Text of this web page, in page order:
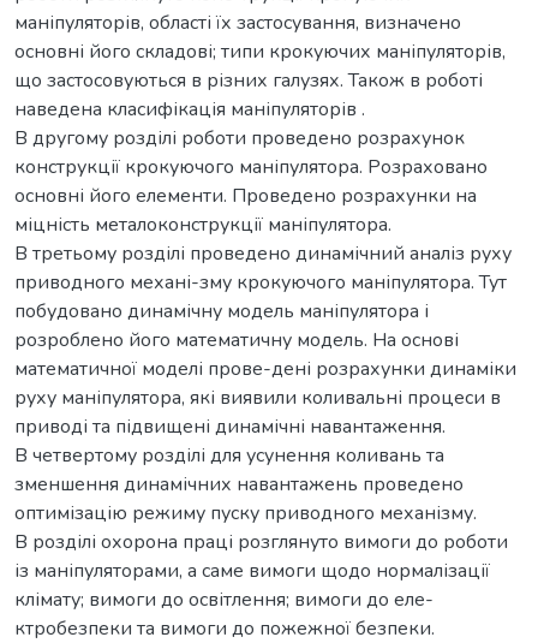
маніпуляторів, області їх застосування, визначено
основні його складові; типи крокуючих маніпуляторів,
що застосовуються в різних галузях. Також в роботі
наведена класифікація маніпуляторів .
В другому розділі роботи проведено розрахунок
конструкції крокуючого маніпулятора. Розраховано
основні його елементи. Проведено розрахунки на
міцність металоконструкції маніпулятора.
В третьому розділі проведено динамічний аналіз руху
приводного механі-зму крокуючого маніпулятора. Тут
побудовано динамічну модель маніпулятора і
розроблено його математичну модель. На основі
математичної моделі прове-дені розрахунки динаміки
руху маніпулятора, які виявили коливальні процеси в
приводі та підвищені динамічні навантаження.
В четвертому розділі для усунення коливань та
зменшення динамічних навантажень проведено
оптимізацію режиму пуску приводного механізму.
В розділі охорона праці розглянуто вимоги до роботи
із маніпуляторами, а саме вимоги щодо нормалізації
клімату; вимоги до освітлення; вимоги до еле-
ктробезпеки та вимоги до пожежної безпеки.